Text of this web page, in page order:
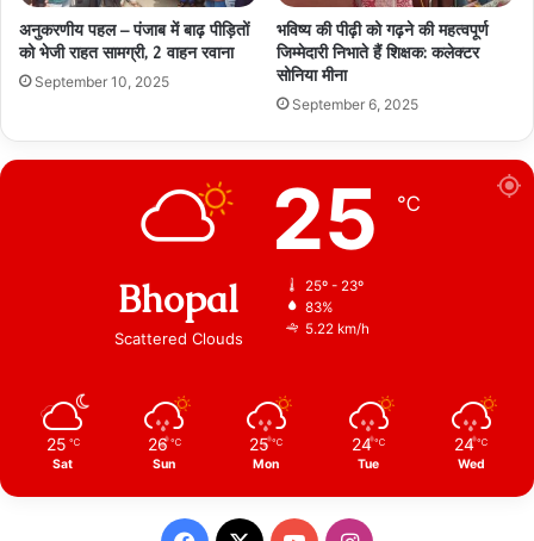
अनुकरणीय पहल – पंजाब में बाढ़ पीड़ितों
को भेजी राहत सामग्री, 2 वाहन रवाना
September 10, 2025
भविष्य की पीढ़ी को गढ़ने की महत्वपूर्ण
जिम्मेदारी निभाते हैं शिक्षक: कलेक्टर
सोनिया मीना
September 6, 2025
Bhopal
Scattered Clouds
25 ℃
25º - 23º
83%
5.22 km/h
25 ℃
Sat
26 ℃
Sun
25 ℃
Mon
24 ℃
Tue
24 ℃
Wed